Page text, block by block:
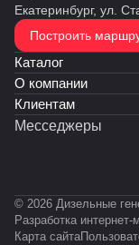
Екатеринбург, ул.
Построить
Каталог
О компании
Клиентам
Месседжеры
© 2026 Дизельные
Разработка интернет-
Карта сайта